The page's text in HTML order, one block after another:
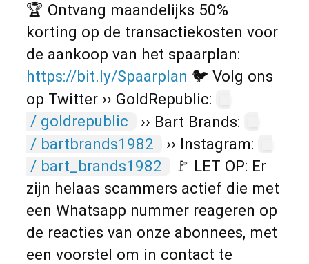
🏆 Ontvang maandelijks 50%
korting op de transactiekosten voor
de aankoop van het spaarplan:
https://bit.ly/Spaarplan 🐦 Volg ons
op Twitter ›› GoldRepublic:
/ goldrepublic
›› Bart Brands:
/ bartbrands1982
›› Instagram:
/ bart_brands1982
🚩 LET OP: Er
zijn helaas scammers actief die met
een Whatsapp nummer reageren op
de reacties van onze abonnees, met
een voorstel om in contact te